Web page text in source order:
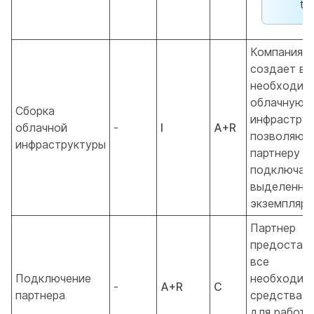
t.
Сборка
облачной
инфраструктуры
- I A+R
Компания
создает
облачную
партнеру
Подключение
партнера
- A+R C
Партнер
все
средства